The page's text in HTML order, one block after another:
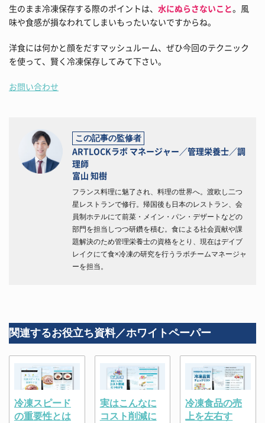
生のまま冷凍保存する際のポイントは、 水にぬらさないこと。風
味や食感が損なわれてしまいもったいないですからね。
洋食には何かと顔をだすマッシュルーム、ぜひ今回のテクニック
を使って、賢く冷凍保存してみて下さい。
お問い合わせ
この記事の監修者
ARTLOCKラボ マネージャー／管理栄養士／調
理師
富山 知樹
フランス料理に魅了され、料理の世界へ。渡欧し二つ
星レストランで修行。帰国後も日本のレストラン、会
員制ホテルにて前菜・メイン・パン・デザートなどの
部門を担当しつつ研鑽を積む。食による社会貢献や課
題解決のため管理栄養士の資格をとり、現在はデイブ
レイクにて食×冷凍の研究を行うラボチームマネージャ
ーを担当。
関連するお役立ち資料／ホワイトペーパー
冷凍スピード
の重要性とは
実はこんなに
コスト削減に
冷凍食品の売
上を左右す